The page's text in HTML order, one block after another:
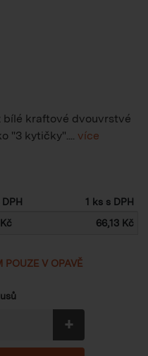
bílé kraftové dvouvrstvé
"3 kytičky".... více
1 ks s DPH
66,13 Kč
POUZE V OPAVĚ
+